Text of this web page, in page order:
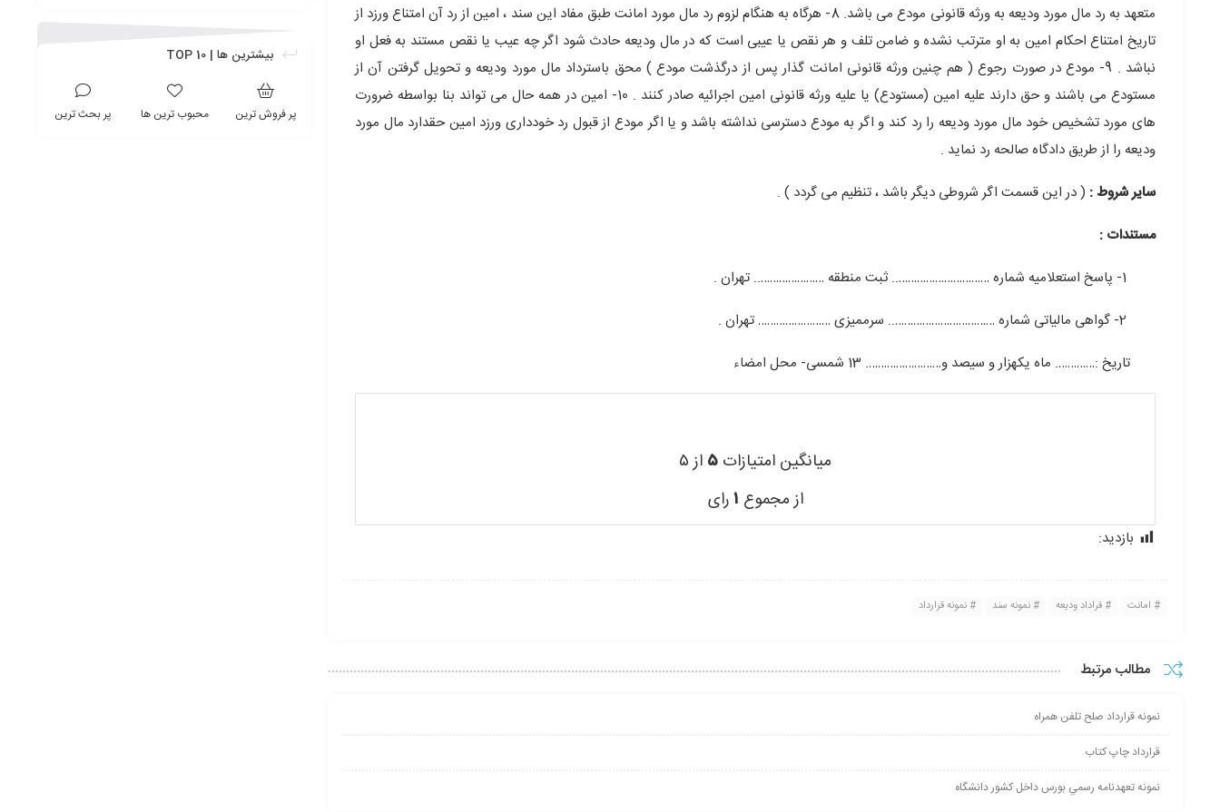
متعهد به رد مال مورد ودیعه به ورثه قانونی مودع می باشد. 8- هرگاه به هنگام لزوم رد مال مورد امانت طبق مفاد این سند ، امین از رد آن امتناع ورزد از
تاریخ امتناع احکام امین به او مترتب نشده و ضامن تلف و هر نقص یا عیبی است که در مال ودیعه حادث شود اگر چه عیب یا نقص مستند به فعل او
نباشد . 9- مودع در صورت رجوع ( هم چنین ورثه قانونی امانت گذار پس از درگذشت مودع ) محق باسترداد مال مورد ودیعه و تحویل گرفتن آن از
مستودع می باشند و حق دارند علیه امین (مستودع) یا علیه ورثه قانونی امین اجرائیه صادر کنند . 10- امین در همه حال می تواند بنا بواسطه ضرورت
های مورد تشخیص خود مال مورد ودیعه را رد کند و اگر به مودع دسترسی نداشته باشد و یا اگر مودع از قبول رد خودداری ورزد امین حقدارد مال مورد
ودیعه را از طریق دادگاه صالحه رد نماید .
سایر شروط : ( در این قسمت اگر شروطی دیگر باشد ، تنظیم می گردد ) .
مستندات :
تاریخ :…………. ماه یکهزار و سیصد و……………………. 13 شمسی- محل امضاء
میانگین امتیازات ۵ از ۵
از مجموع ۱رای
بازدید:
امانت قراداد ودیعه نمونه سند نمونه قرارداد
مطالب مرتبط
نمونه قرارداد صلح تلفن همراه
قرارداد چاپ کتاب
نمونه تعهدنامه رسمي بورس داخل كشور دانشگاه
بیشترین ها | TOP 10
پر فروش ترین محبوب ترین ها پر بحث ترین